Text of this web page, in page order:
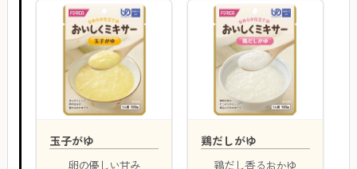
玉子がゆ
卵の優しい甘み
鶏だしがゆ
鶏だし香るおかゆ